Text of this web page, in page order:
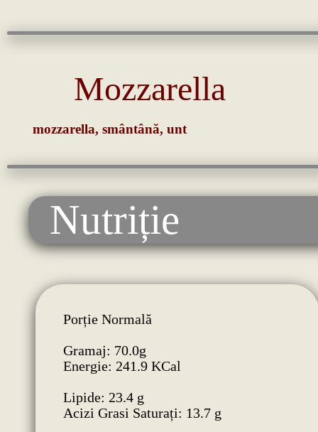
Mozzarella
mozzarella, smântână, unt
Nutriție
Porție Normală
Gramaj: 70.0g
Energie: 241.9 KCal
Lipide: 23.4 g
Acizi Grasi Saturați: 13.7 g